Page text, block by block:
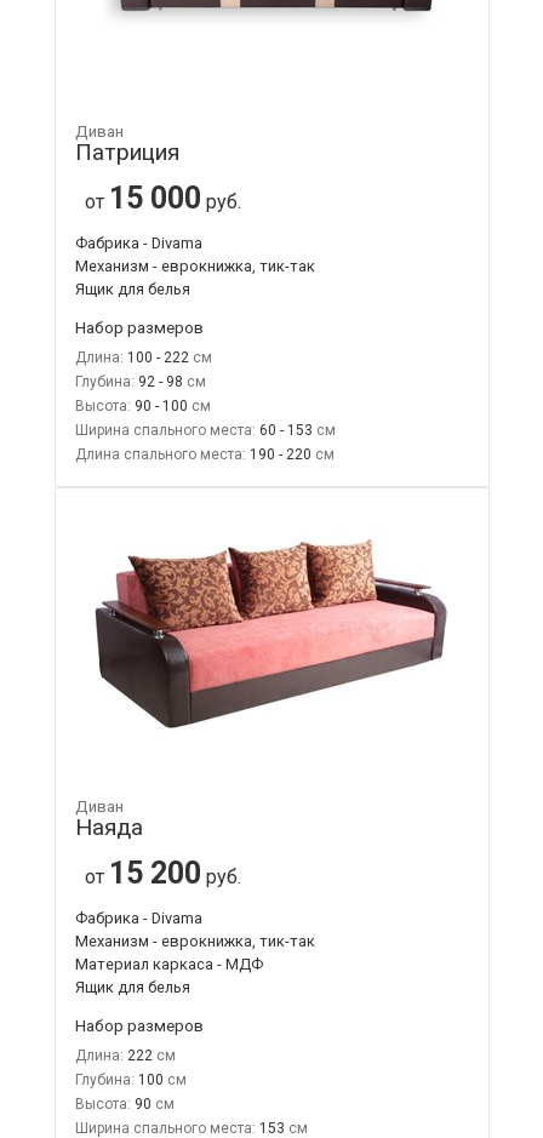
Диван
Патриция
от 15 000 руб.
Фабрика - Divama
Механизм - еврокнижка, тик-так
Ящик для белья
Набор размеров
Длина: 100 - 222
Глубина: 92 - 98
Высота: 90 - 100
Ширина спального места: 60 - 153
Длина спального места: 190 - 220
Диван
Наяда
от 15 200 руб.
Фабрика - Divama
Механизм - еврокнижка, тик-так
Материал каркаса - МДФ
Ящик для белья
Набор размеров
Длина: 222
Глубина: 100
Высота: 90
Ширина спального места: 153